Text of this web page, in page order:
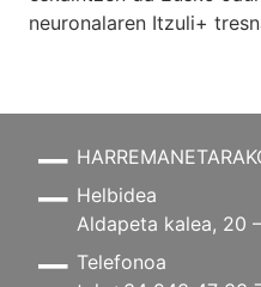
neuronalaren Itzuli+
Helbidea
Aldapeta kalea, 20
Telefonoa